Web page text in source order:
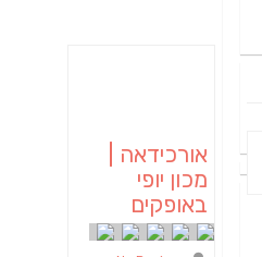
אורכידאה |
מכון יופי
באופקים